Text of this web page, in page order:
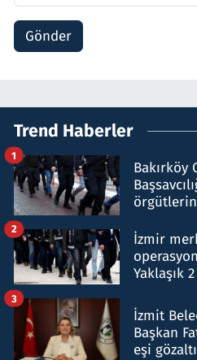
Gönder
Trend Haberler
Bakırköy
1
İzmir
Yaklaşık
2
İzmit
Başkan
eşi
3